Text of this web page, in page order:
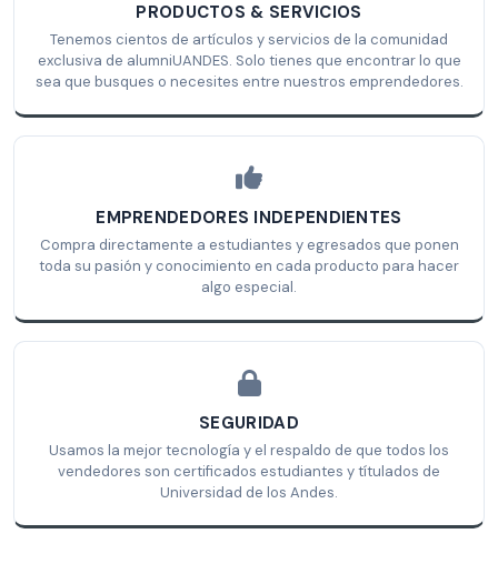
PRODUCTOS & SERVICIOS
Tenemos cientos de artículos y servicios de la comunidad
exclusiva de alumniUANDES. Solo tienes que encontrar lo que
sea que busques o necesites entre nuestros emprendedores.
EMPRENDEDORES INDEPENDIENTES
Compra directamente a estudiantes y egresados que ponen
toda su pasión y conocimiento en cada producto para hacer
algo especial.
SEGURIDAD
Usamos la mejor tecnología y el respaldo de que todos los
vendedores son certificados estudiantes y títulados de
Universidad de los Andes.